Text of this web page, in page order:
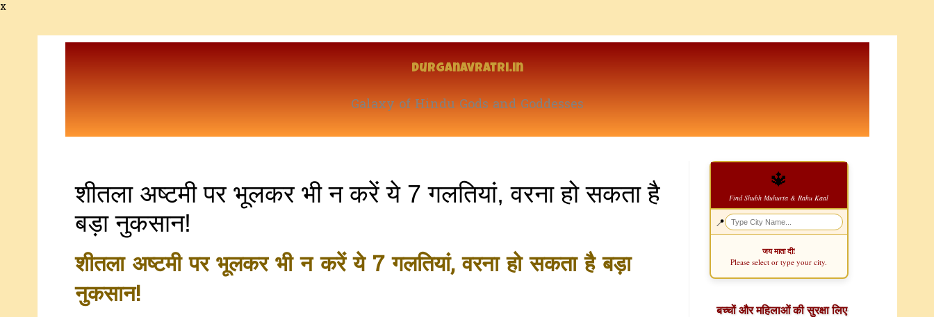
x
Durganavratri.in
Galaxy of Hindu Gods and Goddesses
शीतला अष्टमी पर भूलकर भी न करें ये 7 गलतियां, वरना हो सकता है
बड़ा नुकसान!
शीतला अष्टमी पर भूलकर भी न करें ये 7 गलतियां, वरना हो सकता है बड़ा
नुकसान!
🔱
Find Shubh Muhurta & Rahu Kaal
📍
जय माता दी!
Please select or type your city.
बच्चों और महिलाओं की सुरक्षा लिए